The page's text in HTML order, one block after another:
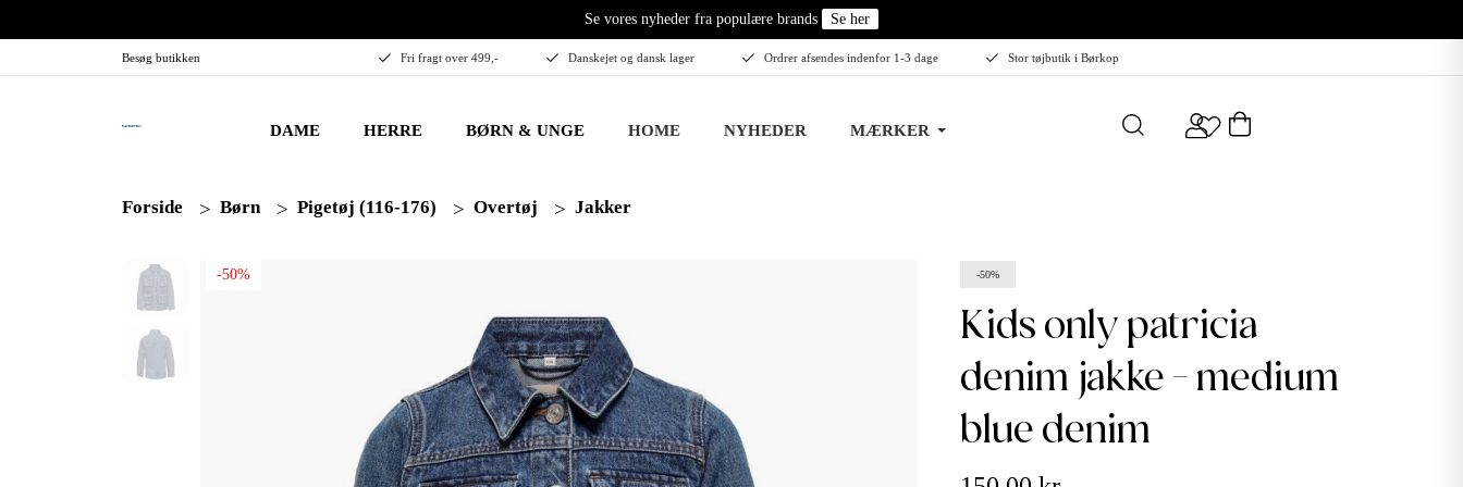
Se vores nyheder fra populære brands Se her
Besøg butikken Fri fragt over 499,- Danskejet og dansk lager Ordrer afsendes indenfor 1-3 dage Stor tøjbutik i Børkop
DAME HERRE BØRN & UNGE HOME NYHEDER MÆRKER
Forside Børn Pigetøj (116-176) Overtøj Jakker
-50% -50%
kids only patricia
denim jakke - medium
blue denim